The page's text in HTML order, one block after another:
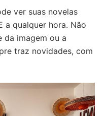
ver suas novelas
a qualquer hora. Não
da imagem ou a
traz novidades, com